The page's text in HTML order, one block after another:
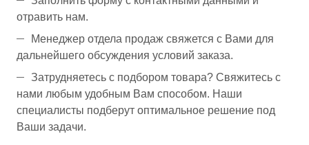
отравить нам.
Менеджер отдела продаж свяжется с Вами для
дальнейшего обсуждения условий заказа.
Затрудняетесь с подбором товара? Свяжитесь с
нами любым удобным Вам способом. Наши
специалисты подберут оптимальное решение под
Ваши задачи.